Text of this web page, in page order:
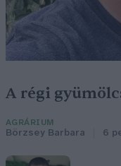
A régi
AGRÁRIUM
Börzsey Barbara 6